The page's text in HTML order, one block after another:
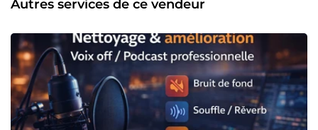
Autres services de ce vendeur